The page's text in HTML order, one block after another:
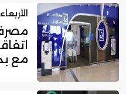
الأربعاء ٠٥ / أغسطس / ٢٠٢٦
مع